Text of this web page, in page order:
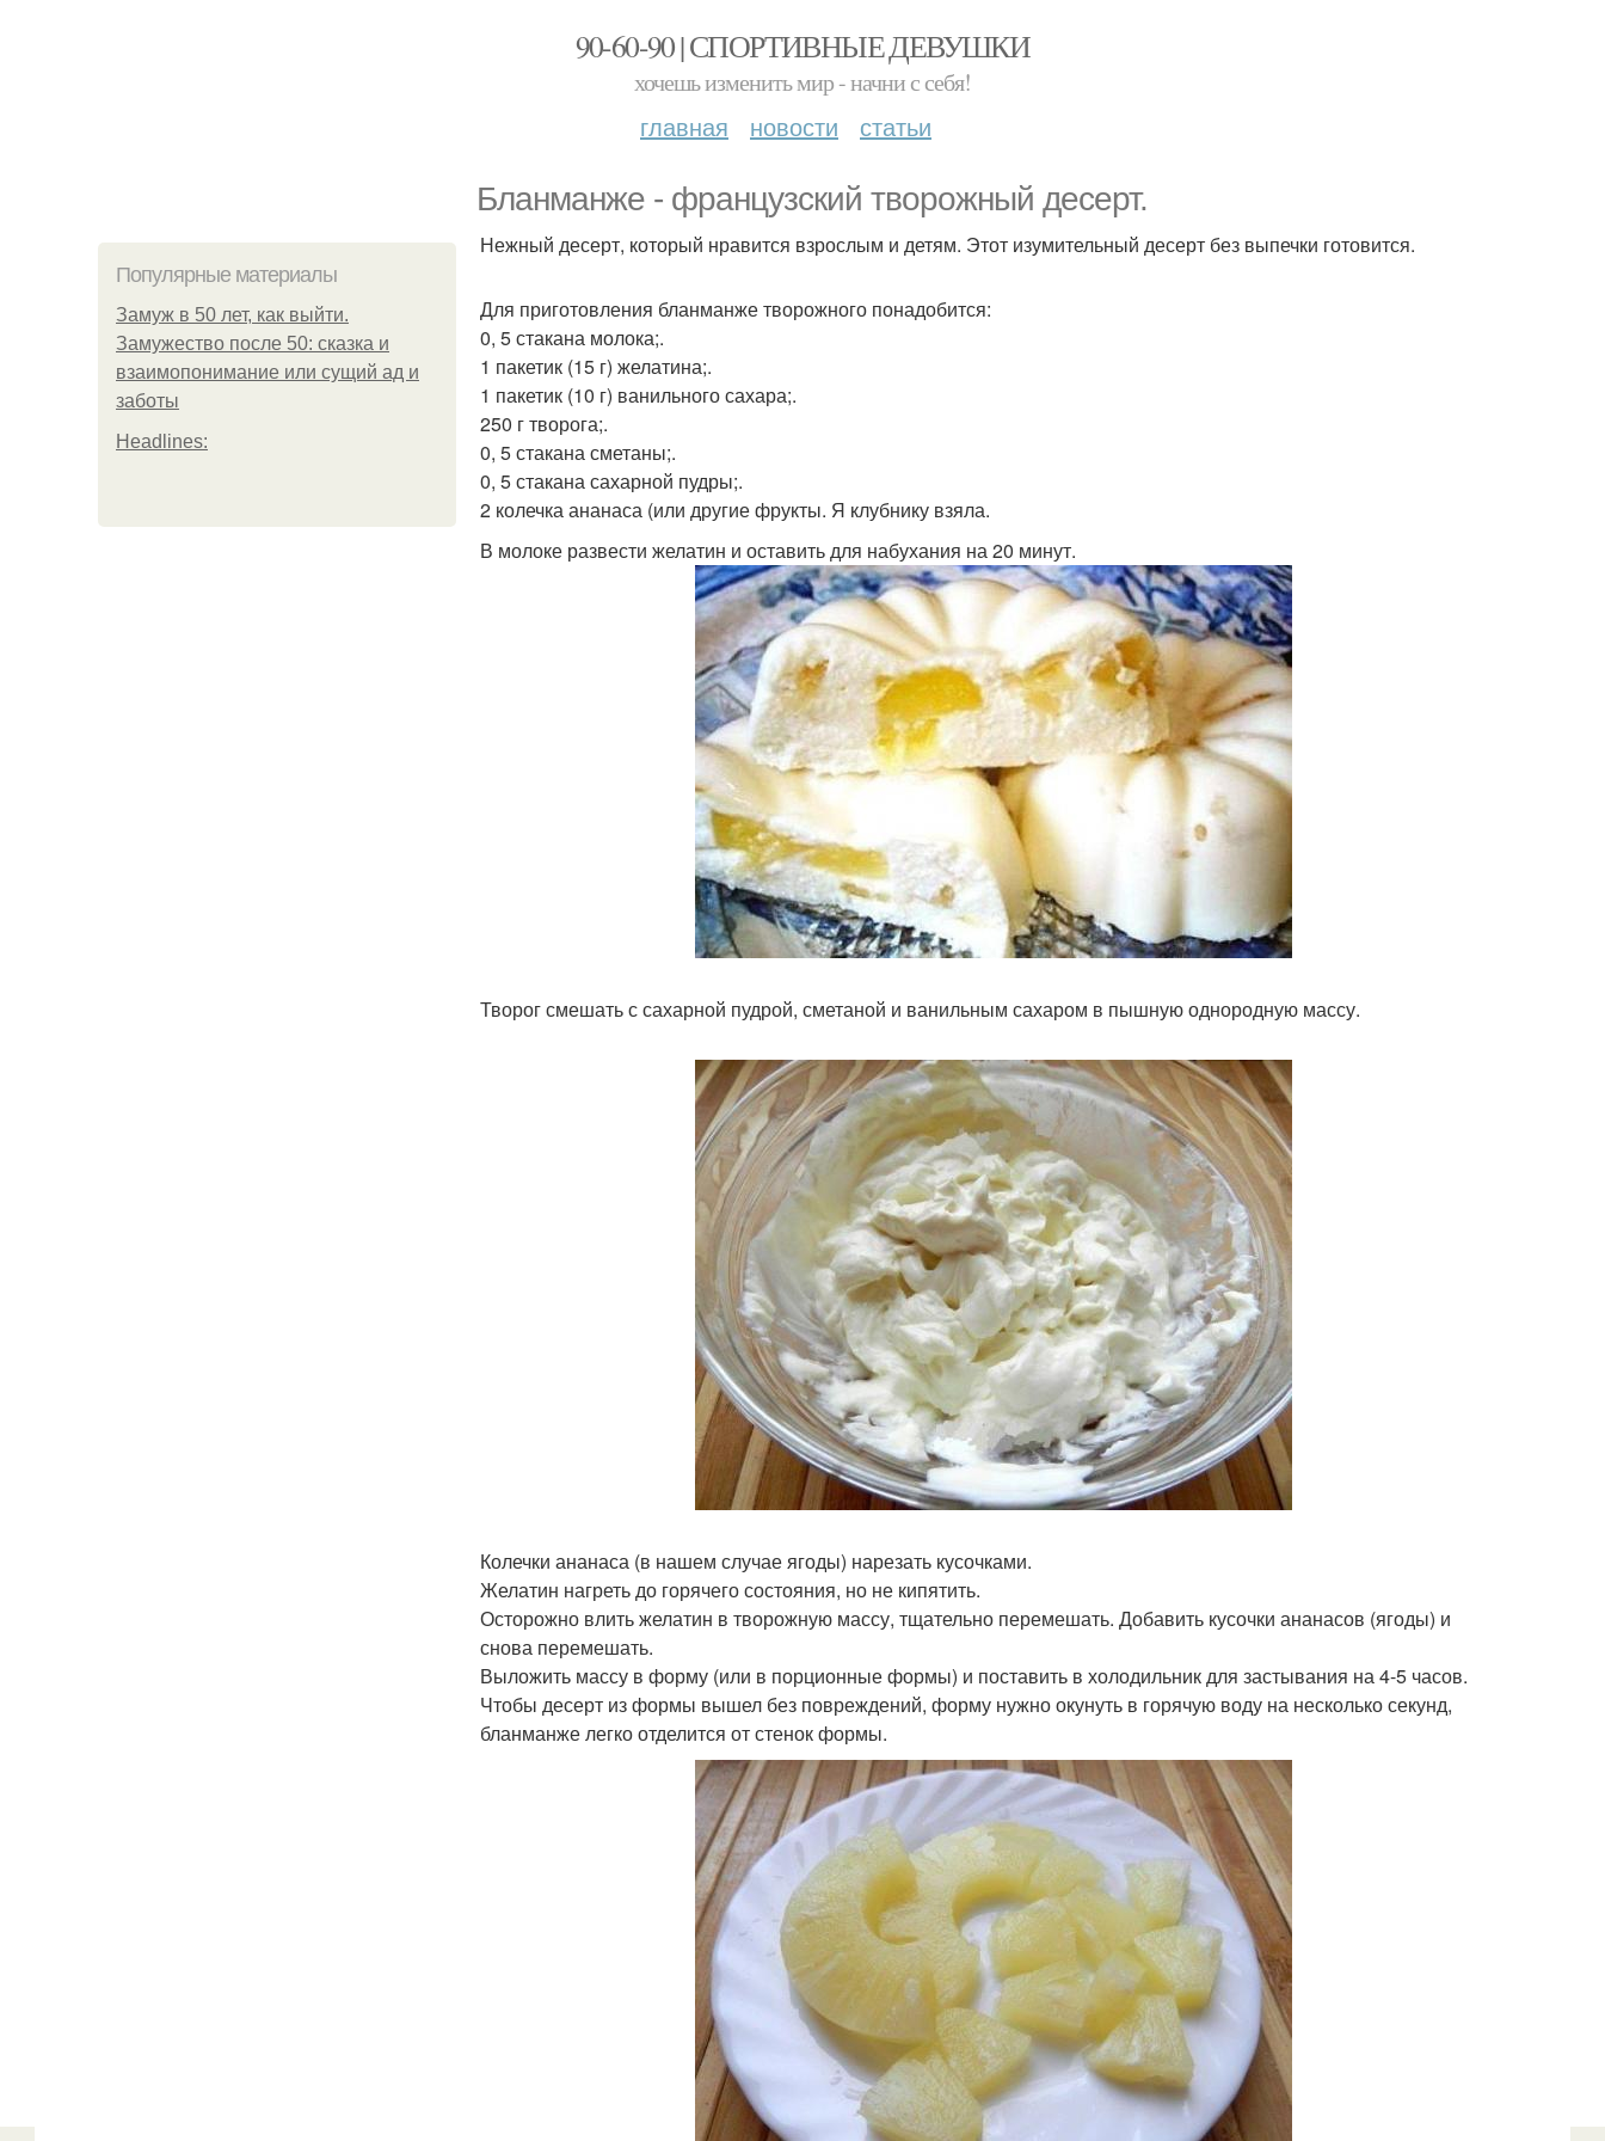
90-60-90 | СПОРТИВНЫЕ ДЕВУШКИ
хочешь изменить мир - начни с себя!
главная новости статьи
Бланманже - французский творожный десерт.
Популярные материалы
Замуж в 50 лет, как выйти.
Замужество после 50: сказка и
взаимопонимание или сущий ад и
заботы
Headlines:
Нежный десерт, который нравится взрослым и детям. Этот изумительный десерт без выпечки готовится.
Для приготовления бланманже творожного понадобится:
0, 5 стакана молока;.
1 пакетик (15 г) желатина;.
1 пакетик (10 г) ванильного сахара;.
250 г творога;.
0, 5 стакана сметаны;.
0, 5 стакана сахарной пудры;.
2 колечка ананаса (или другие фрукты. Я клубнику взяла.
В молоке развести желатин и оставить для набухания на 20 минут.
Творог смешать с сахарной пудрой, сметаной и ванильным сахаром в пышную однородную массу.
Колечки ананаса (в нашем случае ягоды) нарезать кусочками.
Желатин нагреть до горячего состояния, но не кипятить.
Осторожно влить желатин в творожную массу, тщательно перемешать. Добавить кусочки ананасов (ягоды) и
снова перемешать.
Выложить массу в форму (или в порционные формы) и поставить в холодильник для застывания на 4-5 часов.
Чтобы десерт из формы вышел без повреждений, форму нужно окунуть в горячую воду на несколько секунд,
бланманже легко отделится от стенок формы.